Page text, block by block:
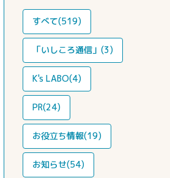
すべて(519)
「いしころ通信」(3)
K's LABO(4)
PR(24)
お役立ち情報(19)
お知らせ(54)